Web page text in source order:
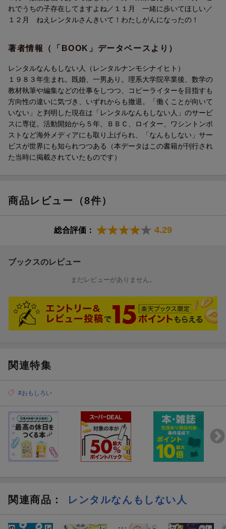
2月：今日依頼ないの？
3月：旦那さんのちんちん触らなかった
4月：私は全然楽しくないです
6月：キャンペーン実施中
8月：敷居は低くあってほしい
9月：東京こえ〜
10月：これでうちの子存在してますよね
11月：一緒に歩いてほしい
12月：ねえレンタルさんきいて！ わたしがんになったの！
れでうちの子存在してますよね／１１月 一緒に歩いてほしい／
１２月 ねえレンタルさんきいて！わたしがんになったの！
著者情報（「BOOK」データベースより）
レンタルなんもしない人（レンタルナンモシナイヒト）
１９８３年生まれ。既婚、一男あり。理系大学院卒業後、数学の
教材執筆や編集などの仕事をしつつ、コピーライターを目指すも
方向性の違いに気づき、いずれからも撤退。「働くことが向いて
いない」と判明した現在は「レンタルなんもしない人」のサービ
スに専従。活動開始から５年、ＢＢＣ、ロイター、ワシントンポ
ストなど海外メディアにも取り上げられ、「なんもしない」サー
ビスが世界にも知られつつある（本データはこの書籍が刊行され
た当時に掲載されていたものです）
商品レビュー（8件）
総合評価： 4.29
ブックスのレビュー
まだレビューがありません。
関連特集
#おもしろい
関連商品 ： レンタルなんもしない人